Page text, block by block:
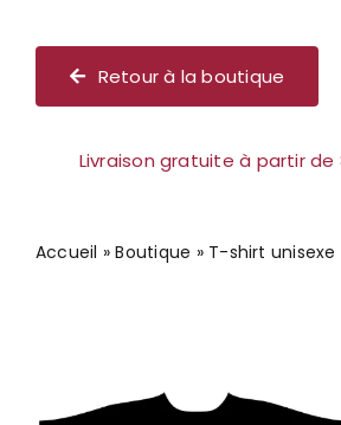
Retour à la boutique
Livraison gratuite à partir de
Accueil »Boutique » T-shirt unisexe